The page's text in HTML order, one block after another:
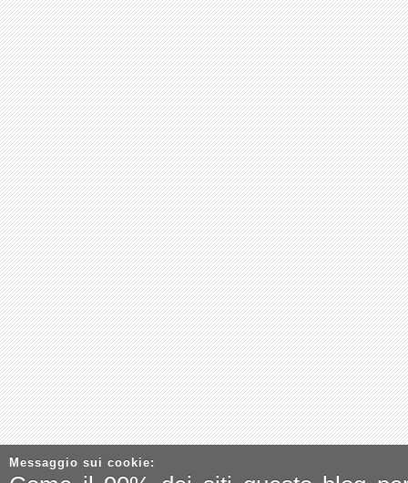
Messaggio sui cookie: